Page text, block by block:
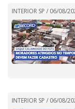
INTERIOR SP / 06/08/
INTERIOR SP / 06/08/